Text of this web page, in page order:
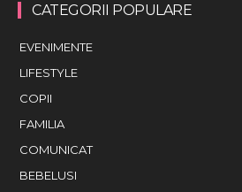
CATEGORII POPULARE
EVENIMENTE
LIFESTYLE
COPII
FAMILIA
COMUNICAT
BEBELUSI